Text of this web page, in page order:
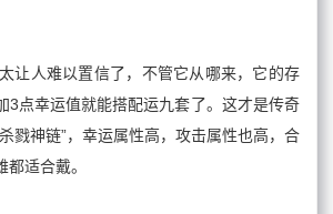
让人难以置信了，不管它从哪来，它的存
3点幸运值就能搭配运九套了。这才是传奇
戮神链”，幸运属性高，攻击属性也高，合
适合戴。